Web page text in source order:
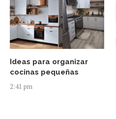
Ideas para organizar
cocinas pequeñas
2:41 pm